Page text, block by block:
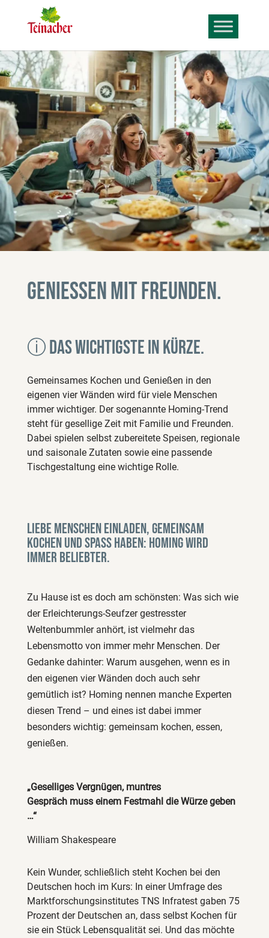
Geniessen mit Freunden.
ⓘ Das wichtigste in Kürze.
Gemeinsames Kochen und Genießen in den
eigenen vier Wänden wird für viele Menschen
immer wichtiger. Der sogenannte Homing-Trend
steht für gesellige Zeit mit Familie und Freunden.
Dabei spielen selbst zubereitete Speisen, regionale
und saisonale Zutaten sowie eine passende
Tischgestaltung eine wichtige Rolle.
Liebe Menschen einladen, gemeinsam
kochen und Spass haben: Homing wird
immer beliebter.
Zu Hause ist es doch am schönsten: Was sich wie
der Erleichterungs-Seufzer gestresster
Weltenbummler anhört, ist vielmehr das
Lebensmotto von immer mehr Menschen. Der
Gedanke dahinter: Warum ausgehen, wenn es in
den eigenen vier Wänden doch auch sehr
gemütlich ist? Homing nennen manche Experten
diesen Trend – und eines ist dabei immer
besonders wichtig: gemeinsam kochen, essen,
genießen.
„Geselliges Vergnügen, muntres
Gespräch muss einem Festmahl die Würze geben
…“
William Shakespeare
Kein Wunder, schließlich steht Kochen bei den
Deutschen hoch im Kurs: In einer Umfrage des
Marktforschungsinstitutes TNS Infratest gaben 75
Prozent der Deutschen an, dass selbst Kochen für
sie ein Stück Lebensqualität sei. Und das möchte